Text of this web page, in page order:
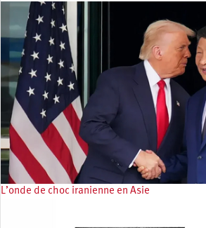
L’onde de choc iranienne en Asie